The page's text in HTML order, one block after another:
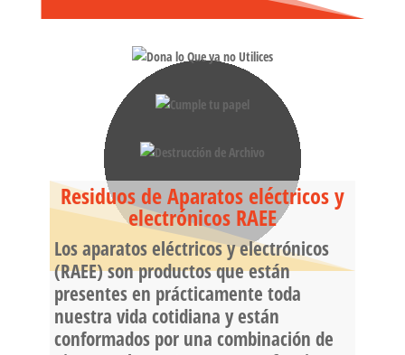
Residuos de Aparatos eléctricos y
electrónicos RAEE
Los aparatos eléctricos y electrónicos
(RAEE) son productos que están
presentes en prácticamente toda
nuestra vida cotidiana y están
conformados por una combinación de